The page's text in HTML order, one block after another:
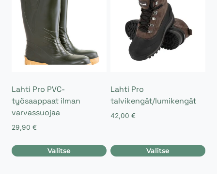
Lahti Pro PVC-
työsaappaat ilman
varvassuojaa
29,90 €
Valitse
Lahti Pro
talvikengät/lumikengät
42,00 €
Valitse